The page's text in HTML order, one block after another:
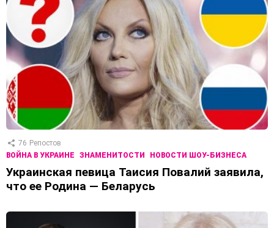
76 Репостов
ВОЙНА В УКРАИНЕ
ЗНАМЕНИТОСТИ НОВОСТИ ШОУ-БИЗНЕСА
Украинская певица Таисия Повалий заявила,
что ее Родина — Беларусь